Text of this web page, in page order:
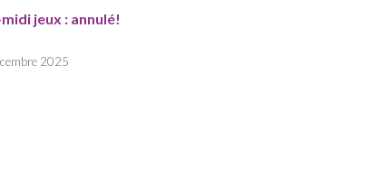
jeux : annulé!
2025